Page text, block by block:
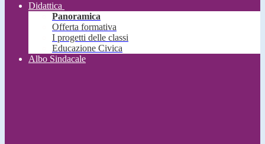
Didattica
Panoramica
Offerta formativa
I progetti delle classi
Educazione Civica
Albo Sindacale